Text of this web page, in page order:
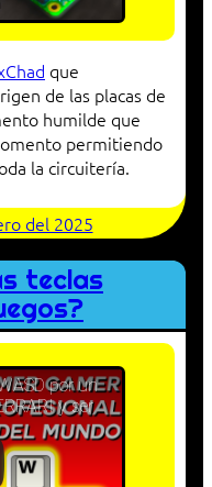
que
de las placas de
humilde que
permitiendo
la circuitería.
del 2025
teclas
por un
y ser